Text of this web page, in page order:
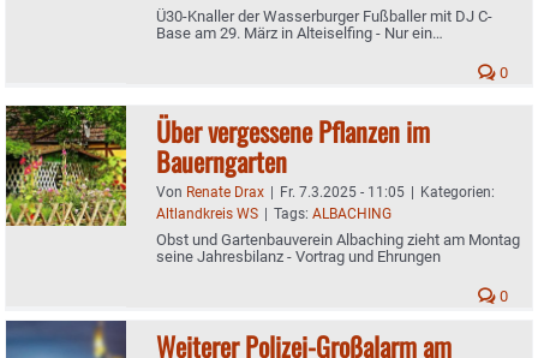
Ü30-Knaller der Wasserburger Fußballer mit DJ C-
Base am 29. März in Alteiselfing - Nur ein
0
Über vergessene Pflanzen im
Bauerngarten
Von Renate Drax | Fr. 7.3.2025 - 11:05 | Kategorien:
Altlandkreis WS | Tags: ALBACHING
Obst und Gartenbauverein Albaching zieht am Montag
seine Jahresbilanz - Vortrag und Ehrungen
0
Weiterer Polizei-Großalarm am